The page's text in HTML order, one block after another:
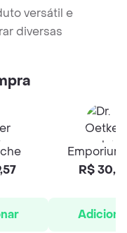
versátil e
diversas
Emporium
R$